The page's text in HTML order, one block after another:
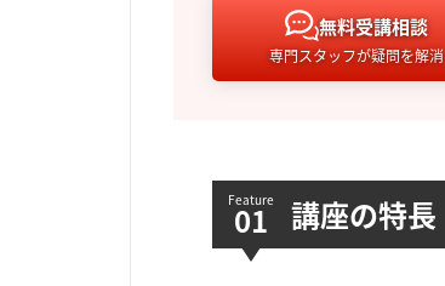
無料受講相談
専門スタッフが疑問を解消
講座の特長